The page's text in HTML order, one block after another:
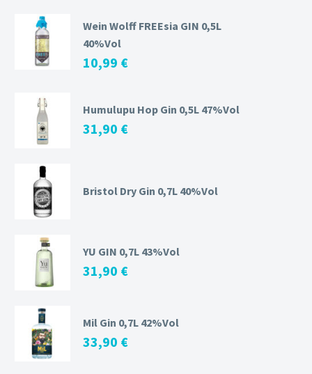
Wein Wolff FREEsia GIN 0,5L
40%Vol
10,99 €
Humulupu Hop Gin 0,5L 47%Vol
31,90 €
Bristol Dry Gin 0,7L 40%Vol
YU GIN 0,7L 43%Vol
31,90 €
Mil Gin 0,7L 42%Vol
33,90 €